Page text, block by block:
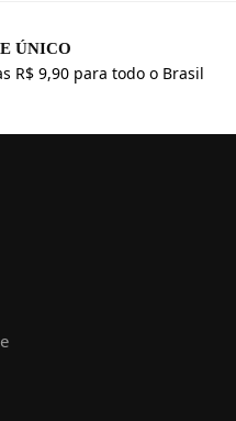
ÚNICO
R$ 9,90 para todo o Brasil